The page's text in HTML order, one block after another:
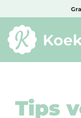
Minimum
Tips